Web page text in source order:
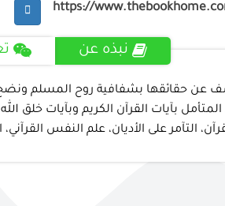
https://
نبذه عن
عن حقائقها بشفافية روح المسلم
بآيات القرآن الكريم وبآيات خلق
التآمر على الأديان، علم النفس